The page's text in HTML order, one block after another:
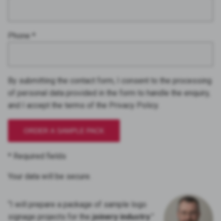
Phone *
By submitting the contact form, I consent to the processing
of personal data provided in the form to handle the enquiry,
and I accept the terms of the Privacy Policy.
* Required fields
Your data will be secure.
“I will prepare a package of sample logo
signage projects for the joinery industry